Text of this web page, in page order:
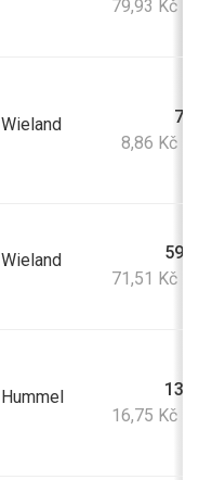
79,93 Kč s
Wieland
8,86 Kč s
Wieland
71,51 Kč s
Hummel
16,75 Kč s